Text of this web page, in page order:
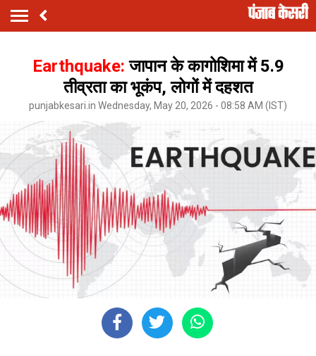
Earthquake:जापान के कागोशिमा में 5.9
तीव्रता का भूकंप, लोगों में दहशत
punjabkesari.in Wednesday, May 20, 2026 - 08:58 AM (IST)